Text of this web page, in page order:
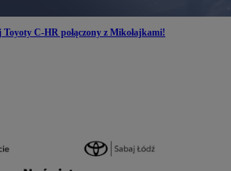
C-HR połączony z Mikołajkami!